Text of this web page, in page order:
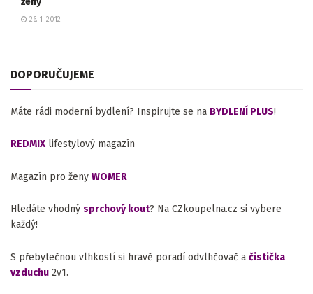
26. 1. 2012
DOPORUČUJEME
Máte rádi moderní bydlení? Inspirujte se na BYDLENÍ PLUS!
REDMIX lifestylový magazín
Magazín pro ženy WOMER
Hledáte vhodný sprchový kout? Na CZkoupelna.cz si vybere
každý!
S přebytečnou vlhkostí si hravě poradí odvlhčovač a čistička
vzduchu 2v1.